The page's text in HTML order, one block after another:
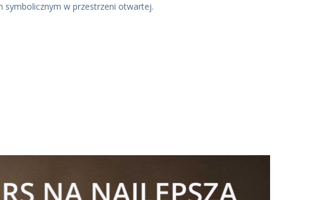
symbolicznym w przestrzeni otwartej.